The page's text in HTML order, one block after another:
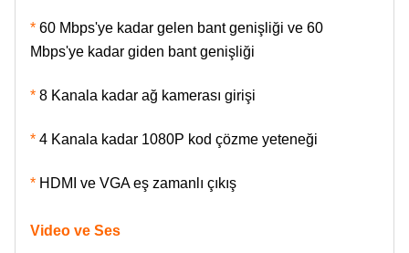
* 60 Mbps'ye kadar gelen bant genişliği ve 60
Mbps'ye kadar giden bant genişliği
* 8 Kanala kadar ağ kamerası girişi
* 4 Kanala kadar 1080P kod çözme yeteneği
* HDMI ve VGA eş zamanlı çıkış
Video ve Ses